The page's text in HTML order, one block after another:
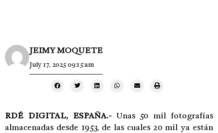
JEIMY MOQUETE
July 17, 2025 09:15:am
RDÉ DIGITAL, ESPAÑA.-Unas 50 mil fotografías
almacenadas desde 1953, de las cuales 20 mil ya están